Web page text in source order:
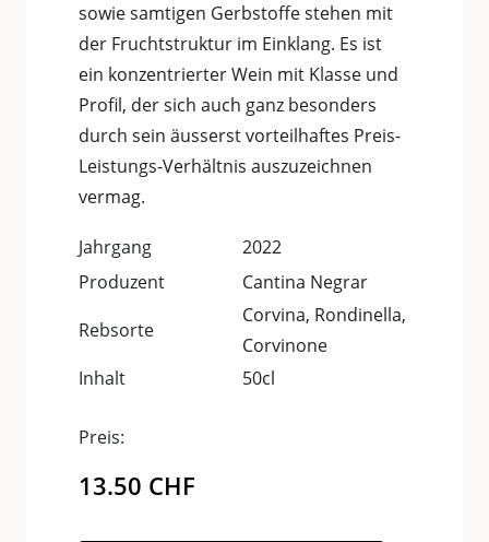
sowie samtigen Gerbstoffe stehen mit
der Fruchtstruktur im Einklang. Es ist
ein konzentrierter Wein mit Klasse und
Profil, der sich auch ganz besonders
durch sein äusserst vorteilhaftes Preis-
Leistungs-Verhältnis auszuzeichnen
vermag.
Jahrgang
2022
Produzent
Cantina Negrar
Rebsorte
Corvina, Rondinella,
Corvinone
Inhalt
50cl
Preis:
13.50 CHF